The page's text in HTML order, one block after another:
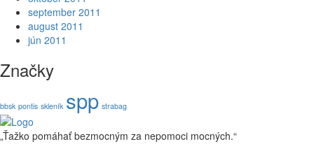
september 2011
august 2011
jún 2011
Značky
bbsk pontis skleník spp strabag
„Ťažko pomáhať bezmocným za nepomoci mocných.“
zvyšujete šancu
na zobrazenie
kvalitnejšie
obsahu a
ponúk.